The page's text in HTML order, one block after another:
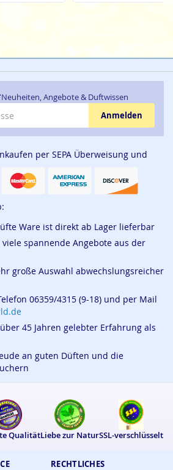
RECHTLICHES
Neuheiten, Angebote & Duftwissen
Anmelden
per SEPA Überweisung und
Ware ist direkt ab Lager lieferbar
spannende Angebote aus der
große Auswahl abwechslungsreicher
06359/4315 (9-18) und per Mail
45 Jahren gelebter Erfahrung als
an guten Düften und die
QualitätLiebe zur NaturSSL-verschlüsselt